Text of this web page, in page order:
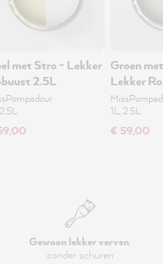
met Stro - Lekker
2.5L
Groen
Lekker
1L, 2.5L
€ 59,00
Gewoon lekker verven,
zonder schuren